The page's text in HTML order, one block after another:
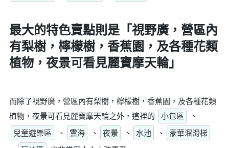
最大的特色賣點則是「視野廣，營區內
有梨樹，檸檬樹，香蕉園，及各種花類
植物，夜景可看見麗寶摩天輪」
而除了視野廣，營區內有梨樹，檸檬樹，香蕉園，及各種花類
植物，夜景可看見麗寶摩天輪之外，這裡的
小包區
、
兒童遊樂區
、 雲海 、 夜景 、 水池 、
豪華溜滑梯